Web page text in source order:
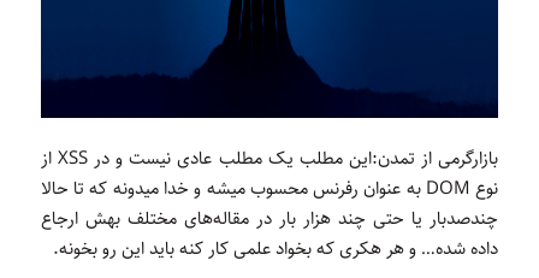
بازارگرمی از تمدن:این مطلب یک مطلب عادی نیست و در XSS از
نوع DOM به عنوان رفرنس محسوب میشه و خدا میدونه که تا حالا
چندصدبار یا حتی چند هزار بار در مقاله‌های مختلف بهش ارجاع
داده شده… و هر هکری که بخواد علمی کار کنه باید این رو بخونه.